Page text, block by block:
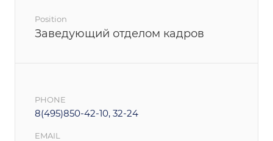
Position
Заведующий отделом кадров
PHONE
8(495)850-42-10, 32-24
EMAIL